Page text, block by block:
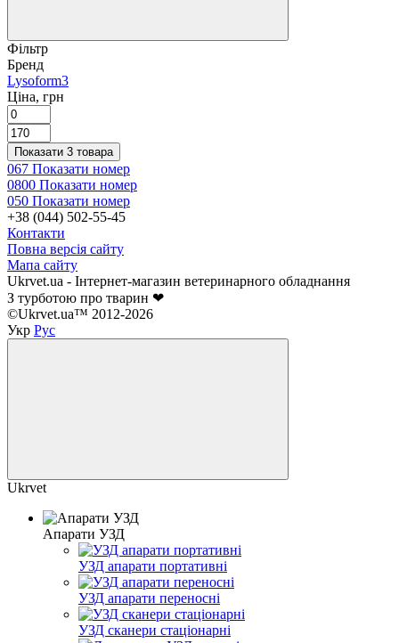
Фільтр
Бренд
Lysoform3
Ціна, грн
Показати 3 товара
067 Показати номер
0800 Показати номер
050 Показати номер
+38 (044) 502-55-45
Контакти
Повна версія сайту
Мапа сайту
Ukrvet.ua - Інтернет-магазин ветеринарного обладнання
З турботою про тварин ❤
©Ukrvet.ua™ 2012-2026
Укр Рус
Ukrvet
Апарати УЗД
УЗД апарати портативні
УЗД апарати переносні
УЗД сканери стаціонарні